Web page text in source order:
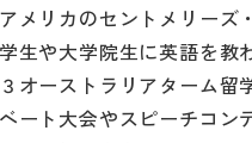
メリカのセントメリー
生や大学院生に英語を教
オーストラリアターム
ート大会やスピーチコン